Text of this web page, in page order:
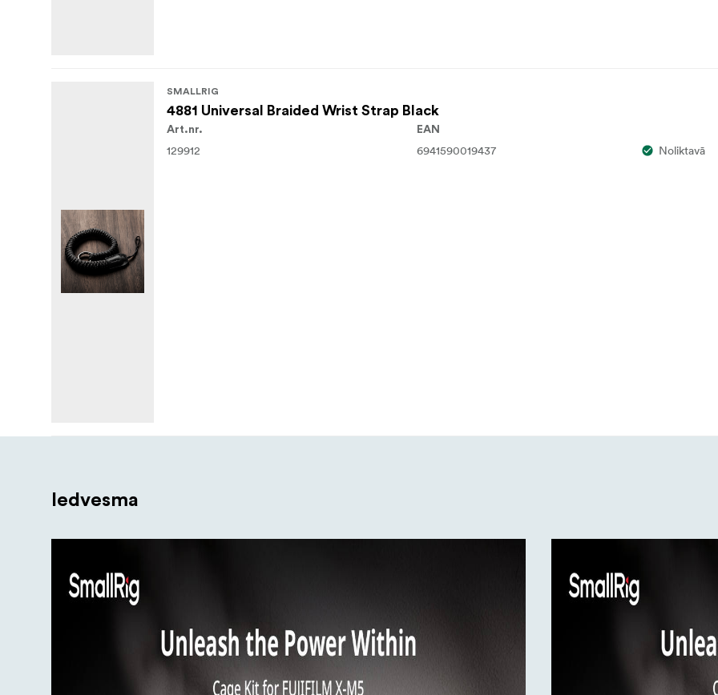
SMALLRIG
4881 Universal Braided Wrist Strap Black
Art.nr.
129912
EAN
6941590019437 Noliktavā
Iedvesma